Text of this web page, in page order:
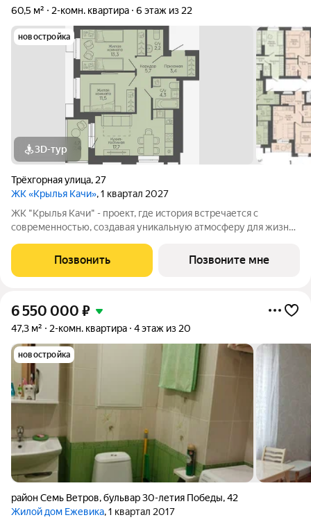
60,5 м²
2-комн. квартира 6 этаж из 22
новостройка
3D-тур
Трёхгорная улица, 27
ЖК «Крылья Качи», 1 квартал 2027
ЖК "Крылья Качи" - проект, где история встречается с
современностью, создавая уникальную атмосферу для жизни.
Дзержинского района Волгограда - в микрорайоне Кача, по
адресу ул. Трехгорная, 27 и
Позвонить Позвоните мне
6 550 000 ₽
47,3 м² 2-комн. квартира 4 этаж из 20
новостройка
район Семь Ветров,бульвар 30-летия Победы,42
Жилой дом Ежевика, 1 квартал 2017